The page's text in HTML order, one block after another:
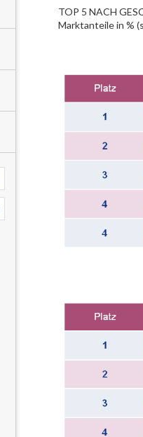
TOP 5 NACH
Marktanteile in %